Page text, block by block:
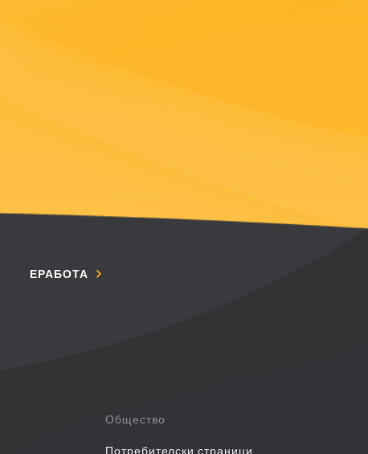
ЕРАБОТА
Общество
Потребителски страници